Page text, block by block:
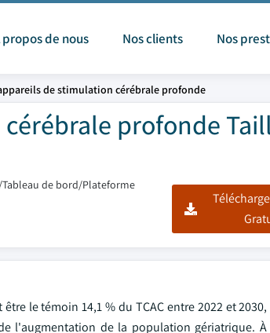
propos de nous Nos clients Nos
de stimulation cérébrale profonde
profonde
de bord/Plateforme
le témoin 14,1 % du TCAC entre 2022 et
l'augmentation de la population gériatrique.